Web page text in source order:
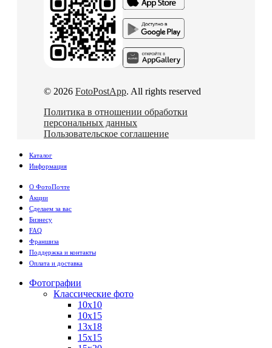
© 2026 FotoPostApp. All rights reserved
Политика в отношении обработки
персональных данных
Пользовательское соглашение
Каталог
Информация
О ФотоПочте
Акции
Сделаем за вас
Бизнесу
FAQ
Франшиза
Поддержка и контакты
Оплата и доставка
Фотографии
Классические фото
10х10
10х15
13х18
15х15